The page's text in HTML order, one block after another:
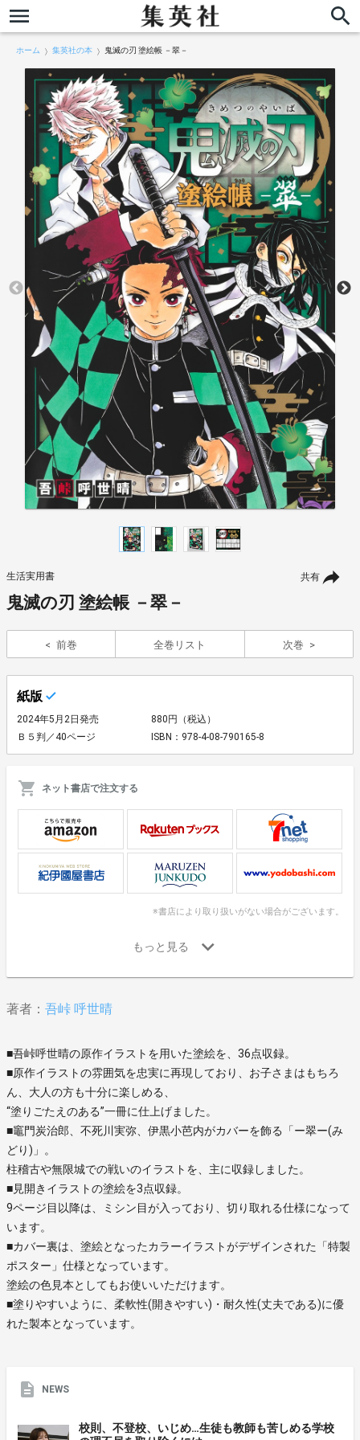
ホーム 集英社の本 鬼滅の刃 塗絵帳 －翠－
共有
生活実用書
鬼滅の刃 塗絵帳 －翠－
前巻 全巻リスト 次巻
紙版
2024年5月2日発売
880円（税込）
Ｂ５判／40ページ
ISBN：978-4-08-790165-8
ネット書店で注文する
※書店により取り扱いがない場合がございます。
著者： 吾峠 呼世晴
■吾峠呼世晴の原作イラストを用いた塗絵を、36点収録。
■原作イラストの雰囲気を忠実に再現しており、お子さまはもちろ
ん、大人の方も十分に楽しめる、
“塗りごたえのある”一冊に仕上げました。
■竈門炭治郎、不死川実弥、伊黒小芭内がカバーを飾る「ー翠ー(み
どり)」。
柱稽古や無限城での戦いのイラストを、主に収録しました。
■見開きイラストの塗絵を3点収録。
9ページ目以降は、ミシン目が入っており、切り取れる仕様になって
います。
■カバー裏は、塗絵となったカラーイラストがデザインされた「特製
ポスター」仕様となっています。
塗絵の色見本としてもお使いいただけます。
■塗りやすいように、柔軟性(開きやすい)・耐久性(丈夫である)に優
れた製本となっています。
NEWS
校則、不登校、いじめ…生徒も教師も苦しめる学校